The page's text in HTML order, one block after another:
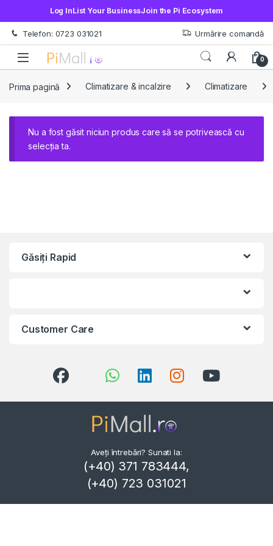
Log InList Your BusinessJoin the Pi Ecosystem
Treci la navigare
Sări la conținut
Telefon: 0723 031021 Urmărire comandă
Open 0
Prima pagină Climatizare & incalzire Climatizare
Nu a fost găsit niciun produs care să se potrivească cu
selecția ta.
Găsiți Rapid
Customer Care
Aveți întrebări? Sunati la:
(+40) 371 783444,
(+40) 723 031021